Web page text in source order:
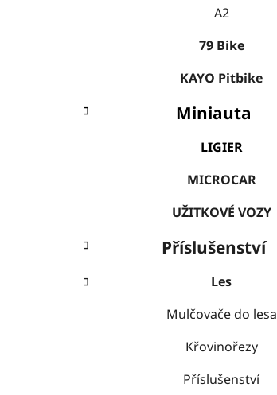
A2
79 Bike
KAYO Pitbike
Miniauta
LIGIER
MICROCAR
UŽITKOVÉ VOZY
Příslušenství
Les
Mulčovače do lesa
Křovinořezy
Příslušenství